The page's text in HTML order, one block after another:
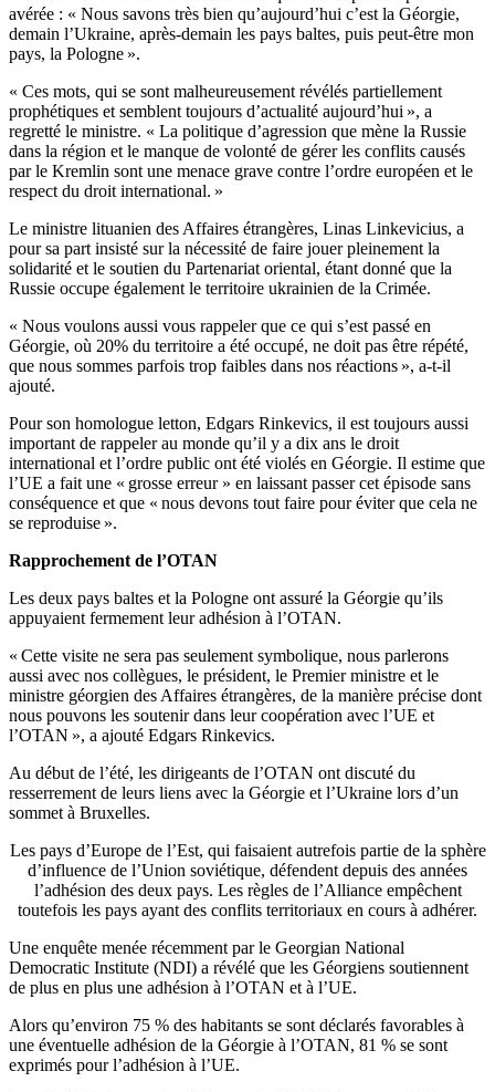
avérée : « Nous savons très bien qu’aujourd’hui c’est la Géorgie,
demain l’Ukraine, après-demain les pays baltes, puis peut-être mon
pays, la Pologne ».
« Ces mots, qui se sont malheureusement révélés partiellement
prophétiques et semblent toujours d’actualité aujourd’hui », a
regretté le ministre. « La politique d’agression que mène la Russie
dans la région et le manque de volonté de gérer les conflits causés
par le Kremlin sont une menace grave contre l’ordre européen et le
respect du droit international. »
Le ministre lituanien des Affaires étrangères, Linas Linkevicius, a
pour sa part insisté sur la nécessité de faire jouer pleinement la
solidarité et le soutien du Partenariat oriental, étant donné que la
Russie occupe également le territoire ukrainien de la Crimée.
« Nous voulons aussi vous rappeler que ce qui s’est passé en
Géorgie, où 20% du territoire a été occupé, ne doit pas être répété,
que nous sommes parfois trop faibles dans nos réactions », a-t-il
ajouté.
Pour son homologue letton, Edgars Rinkevics, il est toujours aussi
important de rappeler au monde qu’il y a dix ans le droit
international et l’ordre public ont été violés en Géorgie. Il estime que
l’UE a fait une « grosse erreur » en laissant passer cet épisode sans
conséquence et que « nous devons tout faire pour éviter que cela ne
se reproduise ».
Rapprochement de l’OTAN
Les deux pays baltes et la Pologne ont assuré la Géorgie qu’ils
appuyaient fermement leur adhésion à l’OTAN.
« Cette visite ne sera pas seulement symbolique, nous parlerons
aussi avec nos collègues, le président, le Premier ministre et le
ministre géorgien des Affaires étrangères, de la manière précise dont
nous pouvons les soutenir dans leur coopération avec l’UE et
l’OTAN », a ajouté Edgars Rinkevics.
Au début de l’été, les dirigeants de l’OTAN ont discuté du
resserrement de leurs liens avec la Géorgie et l’Ukraine lors d’un
sommet à Bruxelles.
Les pays d’Europe de l’Est, qui faisaient autrefois partie de la sphère
d’influence de l’Union soviétique, défendent depuis des années
l’adhésion des deux pays. Les règles de l’Alliance empêchent
toutefois les pays ayant des conflits territoriaux en cours à adhérer.
Une enquête menée récemment par le Georgian National
Democratic Institute (NDI) a révélé que les Géorgiens soutiennent
de plus en plus une adhésion à l’OTAN et à l’UE.
Alors qu’environ 75 % des habitants se sont déclarés favorables à
une éventuelle adhésion de la Géorgie à l’OTAN, 81 % se sont
exprimés pour l’adhésion à l’UE.